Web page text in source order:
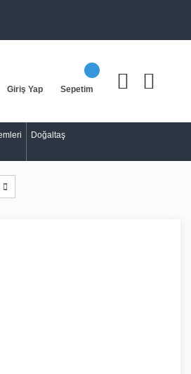
Giriş Yap Sepetim
Doğaltaş